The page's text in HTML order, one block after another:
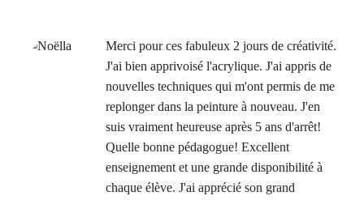
Merci pour ces fabuleux 2 jours de créativité.
J'ai bien apprivoisé l'acrylique. J'ai appris de
nouvelles techniques qui m'ont permis de me
replonger dans la peinture à nouveau. J'en
suis vraiment heureuse après 5 ans d'arrêt!
Quelle bonne pédagogue! Excellent
enseignement et une grande disponibilité à
chaque élève. J'ai apprécié son grand